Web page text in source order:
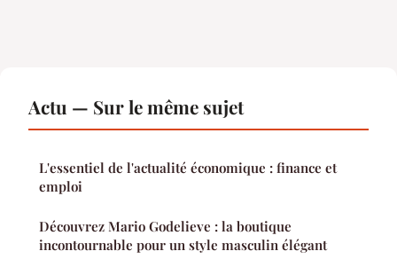
Actu — Sur le même sujet
L'essentiel de l'actualité économique : finance et
emploi
Découvrez Mario Godelieve : la boutique
incontournable pour un style masculin élégant